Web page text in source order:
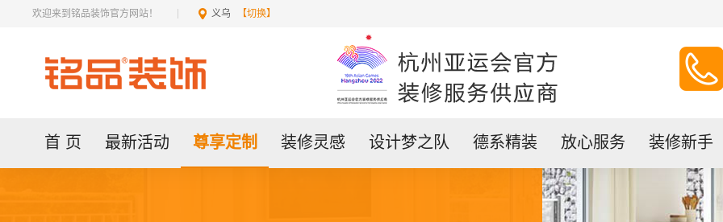
欢迎来到铭品装饰官方网站！ 义乌 【切换】
首 页 最新活动 尊享定制 装修灵感 设计梦之队 德系精装 放心服务 装修新手